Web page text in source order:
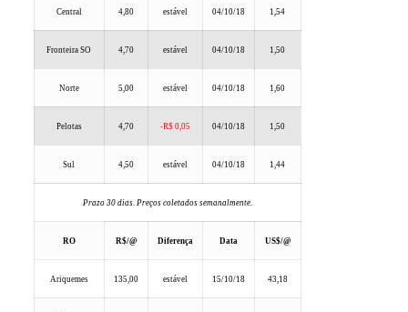
Central 4,80 estável 04/10/18 1,54
Fronteira SO 4,70 estável 04/10/18 1,50
Norte 5,00 estável 04/10/18 1,60
Pelotas 4,70 -R$ 0,05 04/10/18 1,50
Sul 4,50 estável 04/10/18 1,44
Prazo 30 dias. Preços coletados semanalmente.
RO R$/@ Diferença Data US$/@
Ariquemes 135,00 estável 15/10/18 43,18